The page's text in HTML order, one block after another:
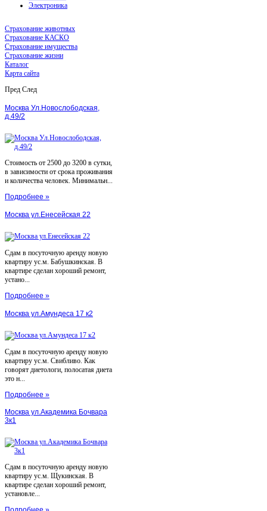
Электроника
Страхование животных
Страхование КАСКО
Страхование имущества
Страхование жизни
Каталог
Карта сайта
Пред След
Москва Ул.Новослободская,
д.49/2
Стоимость от 2500 до 3200 в сутки,
в зависимости от срока проживания
и количества человек. Минимальн...
Подробнее »
Москва ул.Енесейская 22
Сдам в посуточную аренду новую
квартиру ус.м. Бабушкинская. В
квартире сделан хороший ремонт,
устано...
Подробнее »
Москва ул.Амундеса 17 к2
Сдам в посуточную аренду новую
квартиру ус.м. Свибливо. Как
говорят диетологи, полосатая диета
это н...
Подробнее »
Москва ул.Академика Бочвара
3к1
Сдам в посуточную аренду новую
квартиру ус.м. Щукинская. В
квартире сделан хороший ремонт,
установле...